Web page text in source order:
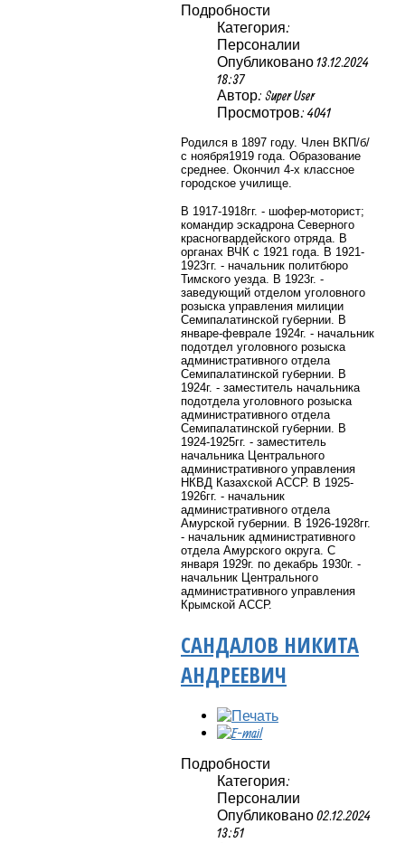
Подробности
Категория:
Персоналии
Опубликовано 13.12.2024
18:37
Автор: Super User
Просмотров: 4041
Родился в 1897 году. Член ВКП/б/
с ноября1919 года. Образование
среднее. Окончил 4-х классное
городское училище.
В 1917-1918гг. - шофер-моторист;
командир эскадрона Северного
красногвардейского отряда. В
органах ВЧК с 1921 года. В 1921-
1923гг. - начальник политбюро
Тимского уезда. В 1923г. -
заведующий отделом уголовного
розыска управления милиции
Семипалатинской губернии. В
январе-феврале 1924г. - начальник
подотдел уголовного розыска
административного отдела
Семипалатинской губернии. В
1924г. - заместитель начальника
подотдела уголовного розыска
административного отдела
Семипалатинской губернии. В
1924-1925гг. - заместитель
начальника Центрального
административного управления
НКВД Казахской АССР. В 1925-
1926гг. - начальник
административного отдела
Амурской губернии. В 1926-1928гг.
- начальник административного
отдела Амурского округа. С
января 1929г. по декабрь 1930г. -
начальник Центрального
административного управления
Крымской АССР.
САНДАЛОВ НИКИТА
АНДРЕЕВИЧ
Подробности
Категория:
Персоналии
Опубликовано 02.12.2024
13:51